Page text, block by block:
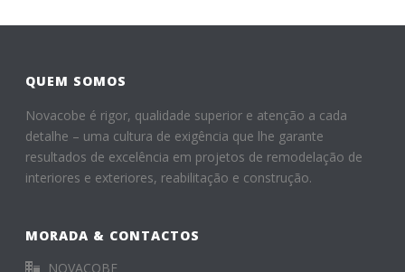
QUEM SOMOS
Novacobe é rigor, qualidade superior e atenção a cada
detalhe – uma cultura de exigência que lhe garante
resultados de excelência em projetos de remodelação de
interiores e exteriores, reabilitação e construção.
MORADA & CONTACTOS
NOVACOBE